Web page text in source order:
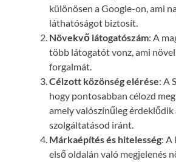
különösen a Google-on, ami
láthatóságot biztosít.
Növekvő látogatószám: A
több látogatót vonz, ami
forgalmát.
Célzott közönség elérése: A
hogy pontosabban célozd
amely valószínűleg érdeklődik
szolgáltatásod iránt.
Márkaépítés és hitelesség: A
első oldalán való megjelenés